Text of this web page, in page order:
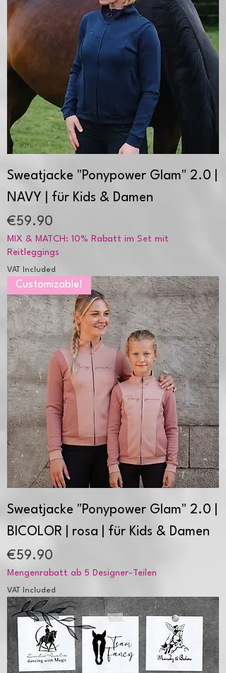
Sweatjacke "Ponypower Glam" 2.0 |
NAVY | für Kids & Damen
Price
€59.90
MIX & MATCH: 10% Rabatt im Set mit
Reitleggings
VAT Included
Customizable!
Sweatjacke "Ponypower Glam" 2.0 |
BICOLOR | rosa | für Kids & Damen
Price
€59.90
Mengenrabatt ab 5 Designer-Teilen
VAT Included